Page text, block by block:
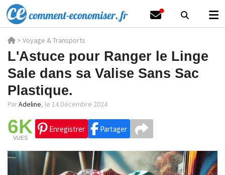
> Voyage & Transports
L'Astuce pour Ranger le Linge
Sale dans sa Valise Sans Sac
Plastique.
ParAdeline, le 14 Décembre 2024
6K
VUES
Enregistrer Partager